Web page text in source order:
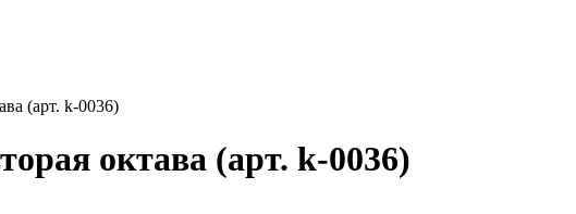
(арт. k-0036)
октава (арт. k-0036)